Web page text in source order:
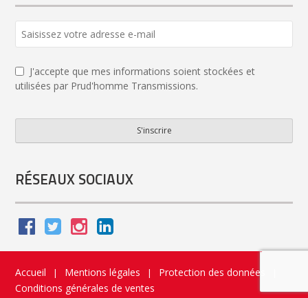
J'accepte que mes informations soient stockées et
utilisées par Prud'homme Transmissions.
S'inscrire
URL *
RÉSEAUX SOCIAUX
Accueil | Mentions légales | Protection des données
Conditions générales de ventes